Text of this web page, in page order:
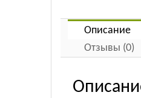
Описание
Отзывы (0)